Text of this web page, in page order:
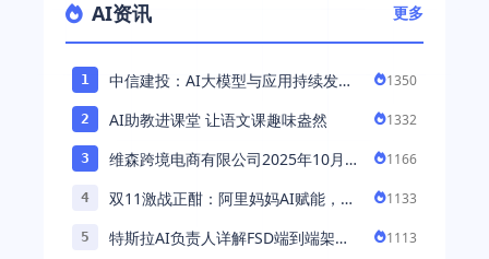
AI资讯 更多
1
中信建投：AI大模型与应用持续发展
1350
2 AI助教进课堂 让语文课趣味盎然 1332
3
维森跨境电商有限公司2025年10月落
1166
4
双11激战正酣：阿里妈妈AI赋能，助
1133
5
特斯拉AI负责人详解FSD端到端架
1113